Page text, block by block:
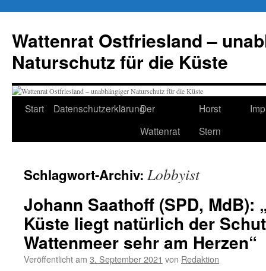
springen
Wattenrat Ostfriesland –
Naturschutz für die Küste
Start DatenschutzerklärungDer
Wattenrat
Horst
Stern
Schlagwort-Archiv: Lobbyist
Johann Saathoff (SPD, MdB):
Küste liegt natürlich der
Wattenmeer sehr am Herzen“
Veröffentlicht am 3. September 2021 von Redaktion